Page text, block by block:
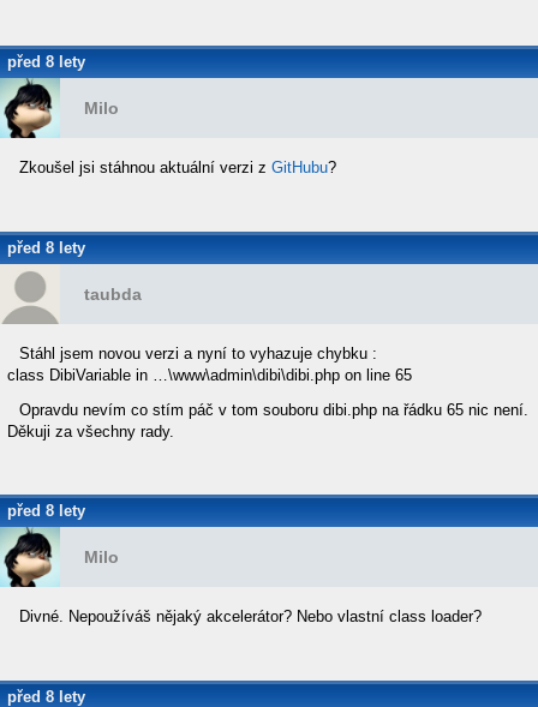
před 8 lety
Milo
Zkoušel jsi stáhnou aktuální verzi zGitHubu?
před 8 lety
taubda
Stáhl jsem novou verzi a nyní to vyhazuje chybku :
class DibiVariable in …\www\admin\dibi\dibi.php on line 65
Opravdu nevím co stím páč v tom souboru dibi.php na řádku 65 nic není.
Děkuji za všechny rady.
před 8 lety
Milo
Divné. Nepoužíváš nějaký akcelerátor? Nebo vlastní class loader?
před 8 lety